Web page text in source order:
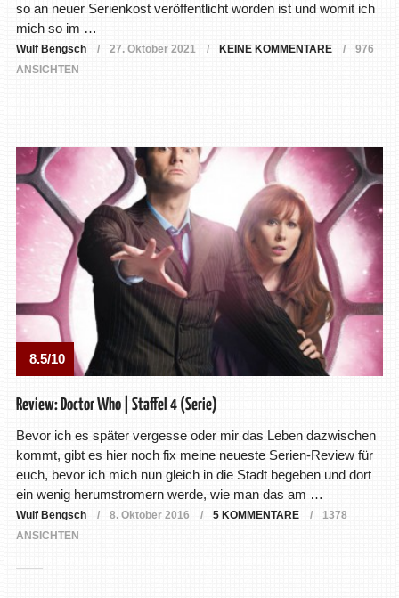
so an neuer Serienkost veröffentlicht worden ist und womit ich
mich so im …
Wulf Bengsch 27. Oktober 2021 KEINE KOMMENTARE
976
ANSICHTEN
8.5/10
Review: Doctor Who | Staffel 4 (Serie)
Bevor ich es später vergesse oder mir das Leben dazwischen
kommt, gibt es hier noch fix meine neueste Serien-Review für
euch, bevor ich mich nun gleich in die Stadt begeben und dort
ein wenig herumstromern werde, wie man das am …
Wulf Bengsch 8. Oktober 2016 5 KOMMENTARE
1378
ANSICHTEN